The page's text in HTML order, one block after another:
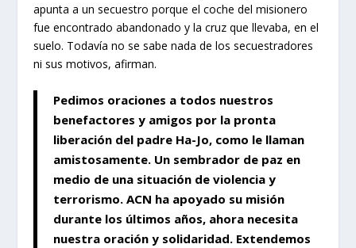
apunta a un secuestro porque el coche del misionero
fue encontrado abandonado y la cruz que llevaba, en el
suelo. Todavía no se sabe nada de los secuestradores
ni sus motivos, afirman.
Pedimos oraciones a todos nuestros
benefactores y amigos por la pronta
liberación del padre Ha-Jo, como le llaman
amistosamente. Un sembrador de paz en
medio de una situación de violencia y
terrorismo. ACN ha apoyado su misión
durante los últimos años, ahora necesita
nuestra oración y solidaridad. Extendemos